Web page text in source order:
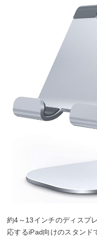
約4～13インチのディスプ
応するiPad向けのスタンド